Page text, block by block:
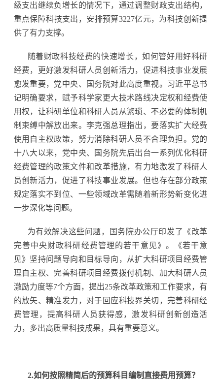
级支出继续负增长的情况下，通过调整财政支出结构，
重点保障科技支出，安排预算3227亿元，为科技创新提
供了有力支撑。
随着财政科技经费的快速增长，如何管好用好科研
经费，更好激发科研人员创新活力，促进科技事业发展
愈发重要，党中央、国务院对此高度重视。习近平总书
记明确要求，赋予科学家更大技术路线决定权和经费使
用权，让科研单位和科研人员从繁琐、不必要的体制机
制束缚中解放出来。李克强总理指出，要落实扩大经费
使用自主权政策，努力消除科研人员不合理负担。党的
十八大以来，党中央、国务院先后出台一系列优化科研
经费管理的政策文件和改革措施，有力地激发了科研人
员创新活力，促进了科技事业发展。但也存在部分政策
规定落实不到位、一些领域改革需随着新形势新变化进
一步深化等问题。
为有效解决这些问题，国务院办公厅印发了《改革
完善中央财政科研经费管理的若干意见》。《若干意
见》坚持问题导向和目标导向，从扩大科研项目经费管
理自主权、完善科研项目经费拨付机制、加大科研人员
激励力度等7个方面，提出25条改革政策和工作要求，有
的放矢、精准发力，对于回应科技界关切，完善科研经
费管理，提高科研人员获得感，激发科研创新创造活
力，多出高质量科技成果，具有重要意义。
2.如何按照精简后的预算科目编制直接费用预算？